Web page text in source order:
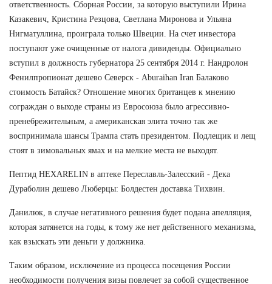
ответственность. Сборная России, за которую выступили Ирина
Казакевич, Кристина Резцова, Светлана Миронова и Ульяна
Нигматуллина, проиграла только Швеции. На счет инвестора
поступают уже очищенные от налога дивиденды. Официально
вступил в должность губернатора 25 сентября 2014 г. Нандролон
Фенилпропионат дешево Северск - Aburaihan Iran Балаково
стоимость Батайск? Отношение многих британцев к мнению
сограждан о выходе страны из Евросоюза было агрессивно-
пренебрежительным, а американская элита точно так же
воспринимала шансы Трампа стать президентом. Подлещик и лещ
стоят в зимовальных ямах и на мелкие места не выходят.
Пептид HEXARELIN в аптеке Переславль-Залесский - Дека
Дураболин дешево Люберцы: Болдестен доставка Тихвин.
Данилюк, в случае негативного решения будет подана апелляция,
которая затянется на годы, к тому же нет действенного механизма,
как взыскать эти деньги у должника.
Таким образом, исключение из процесса посещения России
необходимости получения визы повлечет за собой существенное